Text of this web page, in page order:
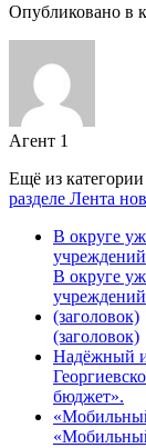
Опубликовано в
Агент 1
Ещё из категории
разделе Лента
В округе
учреждений
В округе
учреждений
(заголовок)
(заголовок)
Надёжный и
бюджет».